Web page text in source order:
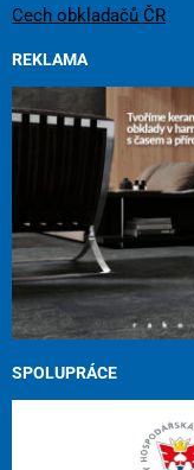
Cech obkladačů ČR
REKLAMA
SPOLUPRÁCE